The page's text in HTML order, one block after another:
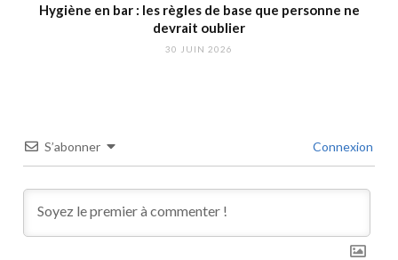
Hygiène en bar : les règles de base que personne ne
devrait oublier
30 JUIN 2026
S’abonner Connexion